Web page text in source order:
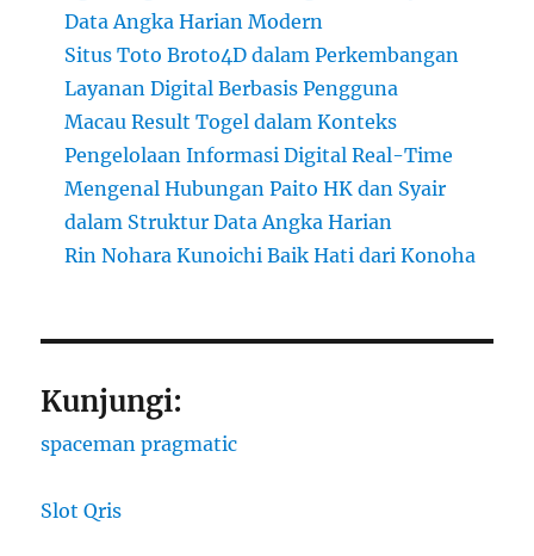
Data Angka Harian Modern
Situs Toto Broto4D dalam Perkembangan
Layanan Digital Berbasis Pengguna
Macau Result Togel dalam Konteks
Pengelolaan Informasi Digital Real-Time
Mengenal Hubungan Paito HK dan Syair
dalam Struktur Data Angka Harian
Rin Nohara Kunoichi Baik Hati dari Konoha
Kunjungi:
spaceman pragmatic
Slot Qris